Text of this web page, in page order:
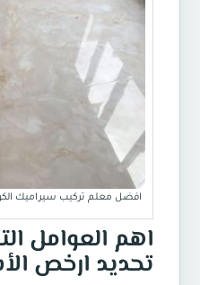
افضل معلم تركيب سيراميك
اهم العوامل
تحديد ارخص